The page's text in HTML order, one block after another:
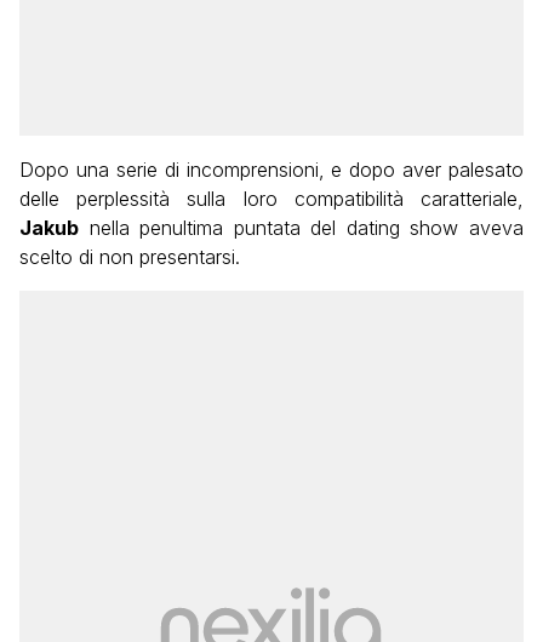
Dopo una serie di incomprensioni, e dopo aver palesato
delle perplessità sulla loro compatibilità caratteriale,
Jakub nella penultima puntata del dating show aveva
scelto di non presentarsi.